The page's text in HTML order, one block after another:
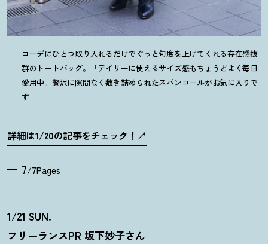
コーデにひとつ取り入れるだけでぐっと旬度を上げてくれる存在感抜
群のトートバッグ。「デイリーに使えるサイズ感もちょうどよく毎日
愛用中。贅沢に隙間なく敷き詰められたスパンコールがお気に入りで
す」
詳細は1/20の記事をチェック ！
7/7Pages
1/21 SUN.
フリーランスPR 坂下妙子さん